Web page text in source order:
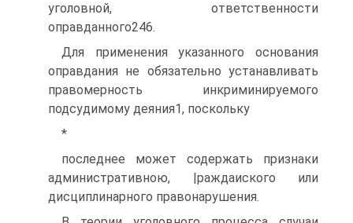
уголовной, ответственности
оправданного246.
Для применения указанного основания
оправдания не обязательно устанавливать
правомерность инкриминируемого
подсудимому деяния1, поскольку
*
последнее может содержать признаки
административною, |раждаиского или
дисциплинарного правонарушения.